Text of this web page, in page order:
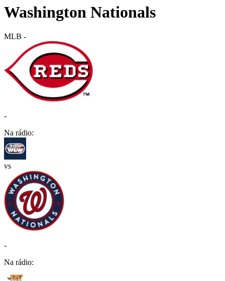
Washington Nationals
MLB -
-
Na rádio:
vs
-
Na rádio: